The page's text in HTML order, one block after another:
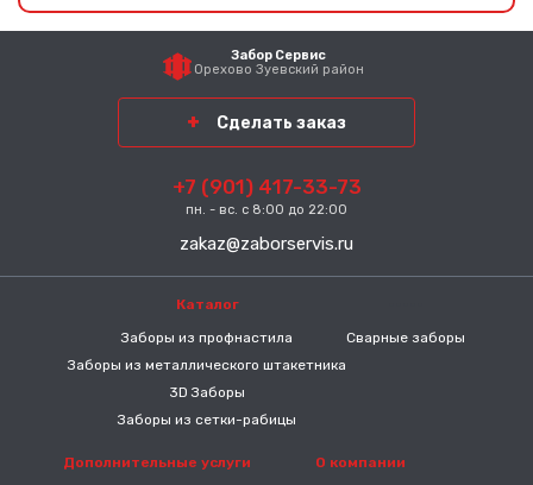
Забор Сервис
Орехово Зуевский район
Сделать заказ
+7 (901) 417-33-73
пн. - вс. с 8:00 до 22:00
zakaz@zaborservis.ru
Каталог
Заборы из профнастила
Заборы из металлического штакетника
3D Заборы
Заборы из сетки-рабицы
Сварные заборы
Дополнительные услуги
О компании